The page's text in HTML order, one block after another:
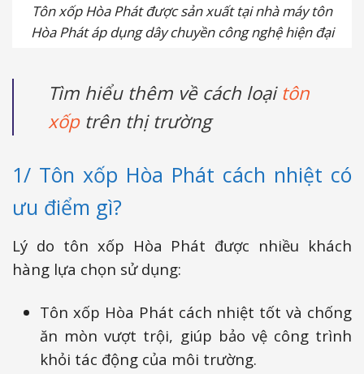
Tôn xốp Hòa Phát được sản xuất tại nhà máy tôn
Hòa Phát áp dụng dây chuyền công nghệ hiện đại
Tìm hiểu thêm về cách loạitôn
xốptrên thị trường
1/ Tôn xốp Hòa Phát cách nhiệt có
ưu điểm gì?
Lý do tôn xốp Hòa Phát được nhiều khách
hàng lựa chọn sử dụng:
Tôn xốp Hòa Phát cách nhiệt tốt và chống
ăn mòn vượt trội, giúp bảo vệ công trình
khỏi tác động của môi trường.